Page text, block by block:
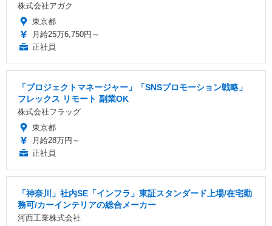
株式会社アガク
東京都
月給25万6,750円～
正社員
「プロジェクトマネージャー」「SNSプロモーション戦略」
フレックス リモート 副業OK
株式会社フラッグ
東京都
月給28万円～
正社員
「神奈川」社内SE「インフラ」東証スタンダード上場/在宅勤
務可/カーインテリアの総合メーカー
河西工業株式会社